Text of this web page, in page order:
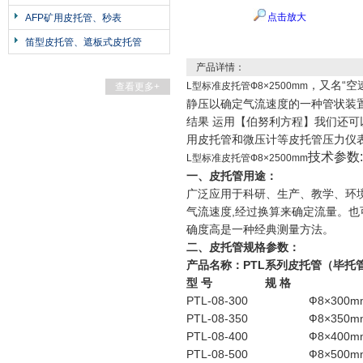
AFP矿用皮托管、秒表
笛型皮托管、遮板式皮托管
查看更多+
点击放大
产品详情：
L型标准皮托管Ф8×2500mm ，又名“
静压以确定气流速度的一种管状装
结果 运用【伯努利方程】我们还
用皮托管和微压计等皮托管压力仪
L型标准皮托管Ф8×2500mm技术参数:
一、皮托管用途：
广泛应用于科研、生产、教学、
气流速度,经过换算来确定流量。
确度高是一种经典测量方法。
二、皮托管规格参数：
产品名称：PTL系列皮托管（毕托
型 号
规 格
PTL-08-300
PTL-08-350
PTL-08-400
PTL-08-500